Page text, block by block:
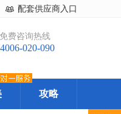
配套供应商入口
免费咨询热线
4006-020-090
攻略